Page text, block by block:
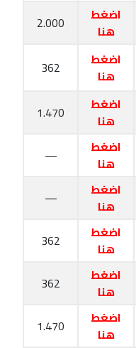
اضغط
هنا
2.000
اضغط
هنا
362
اضغط
هنا
1.470
اضغط
هنا
—
اضغط
هنا
—
اضغط
هنا
362
اضغط
هنا
362
اضغط
هنا
1.470